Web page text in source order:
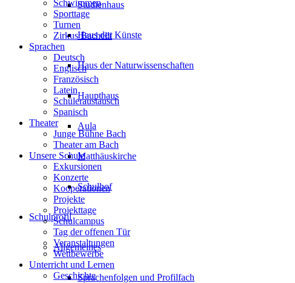
Studienhaus
Haus der Künste
Haus der Naturwissenschaften
Haupthaus
Aula
Matthäuskirche
Schulhof
Schulprofil
Allgemeines
Sprachenfolgen und Profilfach
Schwimmen
Sporttage
Turnen
Zirkus Bachelli
Sprachen
Deutsch
Englisch
Französisch
Latein
Schüleraustausch
Spanisch
Theater
Junge Bühne Bach
Theater am Bach
Unsere Schule
Exkursionen
Konzerte
Kooperationen
Projekte
Projekttage
Schulcampus
Tag der offenen Tür
Veranstaltungen
Wettbewerbe
Unterricht und Lernen
Geschichte